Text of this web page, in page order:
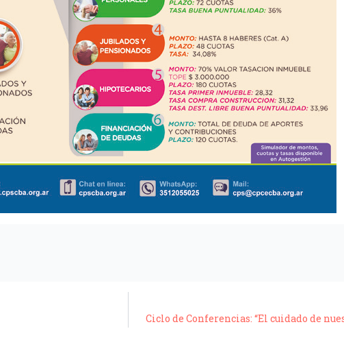
Ciclo de Conferencias: “El cuidado de